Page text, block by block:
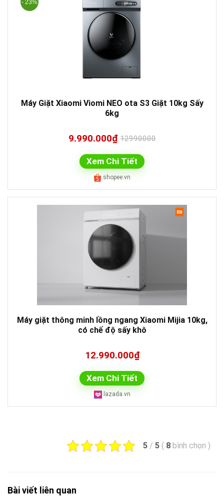
- 23%
Máy Giặt Xiaomi Viomi NEO ota S3 Giặt 10kg Sấy
6kg
9.990.000₫ 12990000
Xem Chi Tiết
shopee.vn
Máy giặt thông minh lồng ngang Xiaomi Mijia 10kg,
có chế độ sấy khô
12.990.000₫
Xem Chi Tiết
lazada.vn
5 / 5 ( 8 bình chọn )
Bài viết liên quan